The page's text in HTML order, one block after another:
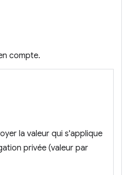
compte.
la valeur qui s'applique
privée (valeur par